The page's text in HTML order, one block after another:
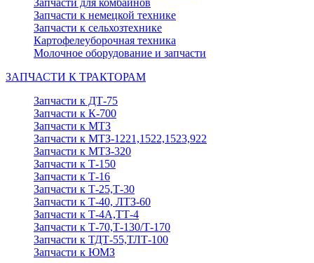
Запчасти для комбайнов
Запчасти к немецкой технике
Запчасти к сельхозтехнике
Картофелеуборочная техника
Молочное оборудование и запчасти
ЗАПЧАСТИ К ТРАКТОРАМ
Запчасти к ДТ-75
Запчасти к К-700
Запчасти к МТЗ
Запчасти к МТЗ-1221,1522,1523,922
Запчасти к МТЗ-320
Запчасти к Т-150
Запчасти к Т-16
Запчасти к Т-25,Т-30
Запчасти к Т-40, ЛТЗ-60
Запчасти к Т-4А,ТТ-4
Запчасти к Т-70,Т-130/Т-170
Запчасти к ТДТ-55,ТЛТ-100
Запчасти к ЮМЗ